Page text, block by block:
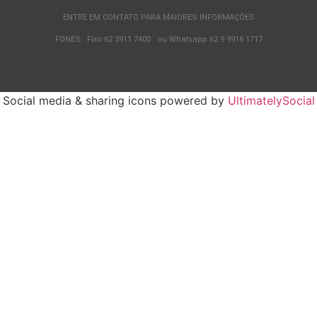
ENTRE EM CONTATO PARA MAIORES INFORMAÇÕES
FONES: Fixo 62 3911 7400 ou Whatsapp 62 9 9916 1717
.
Social media & sharing icons powered by UltimatelySocial